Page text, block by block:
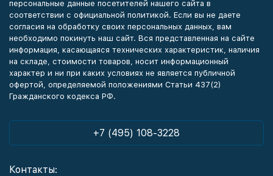
персональные данные посетителей нашего сайта в
соответствии с официальной политикой. Если вы не даете
согласия на обработку своих персональных данных, вам
необходимо покинуть наш сайт. Вся представленная на сайте
информация, касающаяся технических характеристик, наличия
на складе, стоимости товаров, носит информационный
характер и ни при каких условиях не является публичной
офертой, определяемой положениями Статьи 437(2)
Гражданского кодекса РФ.
+7 (495) 108-3228
Контакты: